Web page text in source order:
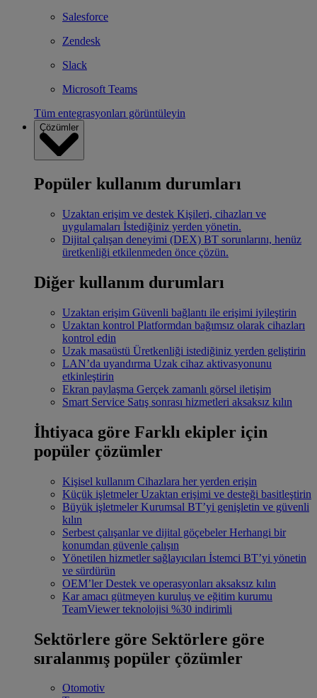
Salesforce
Zendesk
Slack
Microsoft Teams
Tüm entegrasyonları görüntüleyin
Çözümler
Popüler kullanım durumları
Uzaktan erişim ve destek Kişileri, cihazları ve
uygulamaları İstediğiniz yerden yönetin.
Dijital çalışan deneyimi (DEX) BT sorunlarını, henüz
üretkenliği etkilenmeden önce çözün.
Diğer kullanım durumları
Uzaktan erişim Güvenli bağlantı ile erişimi iyileştirin
Uzaktan kontrol Platformdan bağımsız olarak cihazları
kontrol edin
Uzak masaüstü Üretkenliği istediğiniz yerden geliştirin
LAN’da uyandırma Uzak cihaz aktivasyonunu
etkinleştirin
Ekran paylaşma Gerçek zamanlı görsel iletişim
Smart Service Satış sonrası hizmetleri aksaksız kılın
İhtiyaca göre Farklı ekipler için
popüler çözümler
Kişisel kullanım Cihazlara her yerden erişin
Küçük işletmeler Uzaktan erişimi ve desteği basitleştirin
Büyük işletmeler Kurumsal BT’yi genişletin ve güvenli
kılın
Serbest çalışanlar ve dijital göçebeler Herhangi bir
konumdan güvenle çalışın
Yönetilen hizmetler sağlayıcıları İstemci BT’yi yönetin
ve sürdürün
OEM’ler Destek ve operasyonları aksaksız kılın
Kar amacı gütmeyen kuruluş ve eğitim kurumu
TeamViewer teknolojisi %30 indirimli
Sektörlere göre Sektörlere göre
sıralanmış popüler çözümler
Otomotiv